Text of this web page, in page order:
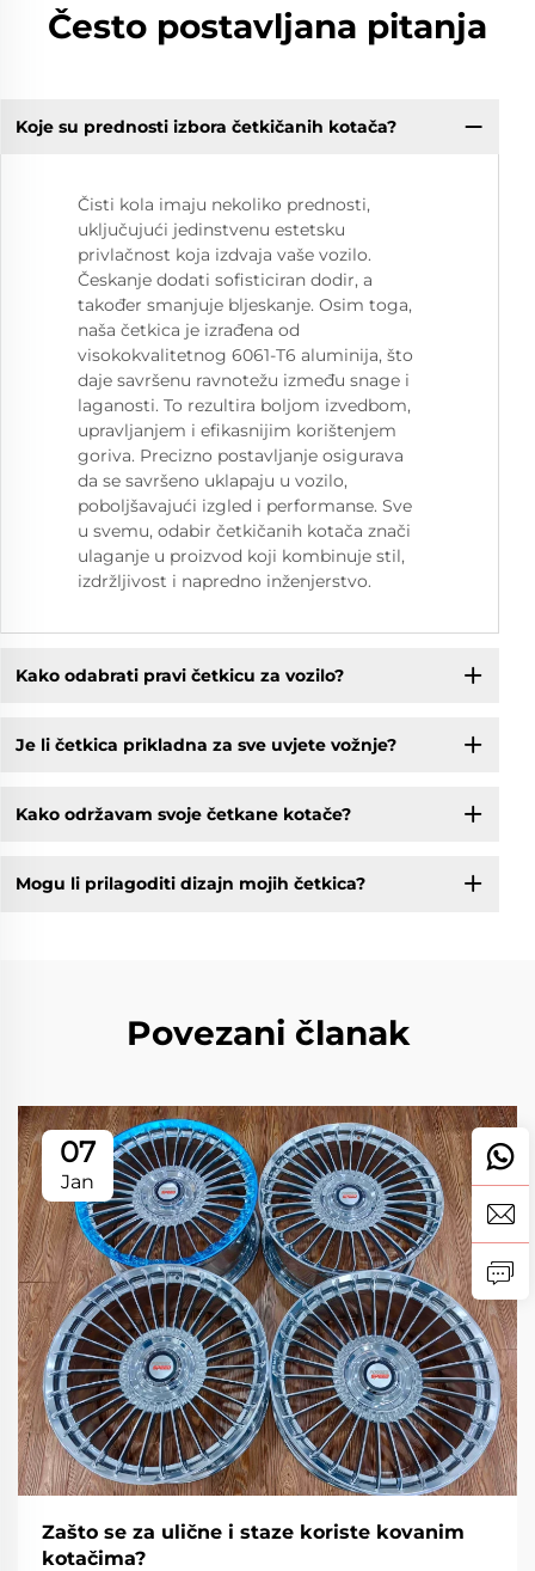
Često postavljana pitanja
Koje su prednosti izbora četkičanih kotača?
Čisti kola imaju nekoliko prednosti,
uključujući jedinstvenu estetsku
privlačnost koja izdvaja vaše vozilo.
Českanje dodati sofisticiran dodir, a
također smanjuje bljeskanje. Osim toga,
naša četkica je izrađena od
visokokvalitetnog 6061-T6 aluminija, što
daje savršenu ravnotežu između snage i
laganosti. To rezultira boljom izvedbom,
upravljanjem i efikasnijim korištenjem
goriva. Precizno postavljanje osigurava
da se savršeno uklapaju u vozilo,
poboljšavajući izgled i performanse. Sve
u svemu, odabir četkičanih kotača znači
ulaganje u proizvod koji kombinuje stil,
izdržljivost i napredno inženjerstvo.
Kako odabrati pravi četkicu za vozilo?
Je li četkica prikladna za sve uvjete vožnje?
Kako održavam svoje četkane kotače?
Mogu li prilagoditi dizajn mojih četkica?
Povezani članak
07
Jan
Zašto se za ulične i staze koriste kovanim
kotačima?